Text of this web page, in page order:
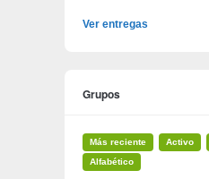
Ver entregas
Grupos
Más reciente Activo
Alfabético